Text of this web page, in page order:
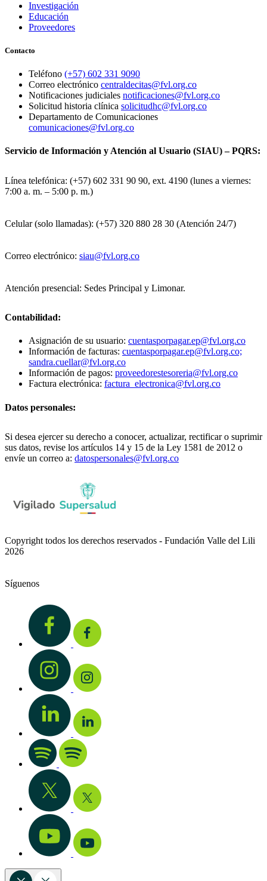
Investigación
Educación
Proveedores
Contacto
Teléfono (+57) 602 331 9090
Correo electrónico centraldecitas@fvl.org.co
Notificaciones judiciales notificaciones@fvl.org.co
Solicitud historia clínica solicitudhc@fvl.org.co
Departamento de Comunicaciones
comunicaciones@fvl.org.co
Servicio de Información y Atención al Usuario (SIAU) – PQRS:
Línea telefónica: (+57) 602 331 90 90, ext. 4190 (lunes a viernes:
7:00 a. m. – 5:00 p. m.)
Celular (solo llamadas): (+57) 320 880 28 30 (Atención 24/7)
Correo electrónico: siau@fvl.org.co
Atención presencial: Sedes Principal y Limonar.
Contabilidad:
Asignación de su usuario: cuentasporpagar.ep@fvl.org.co
Información de facturas: cuentasporpagar.ep@fvl.org.co;
sandra.cuellar@fvl.org.co
Información de pagos: proveedorestesoreria@fvl.org.co
Factura electrónica: factura_electronica@fvl.org.co
Datos personales:
Si desea ejercer su derecho a conocer, actualizar, rectificar o suprimir
sus datos, revise los artículos 14 y 15 de la Ley 1581 de 2012 o
envíe un correo a: datospersonales@fvl.org.co
Copyright todos los derechos reservados - Fundación Valle del Lili
2026
Síguenos